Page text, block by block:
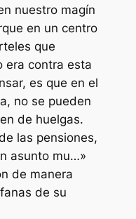
nuestro magín
en un centro
que
era contra esta
es que en el
no se pueden
de huelgas.
las pensiones,
asunto mu…»
de manera
de su